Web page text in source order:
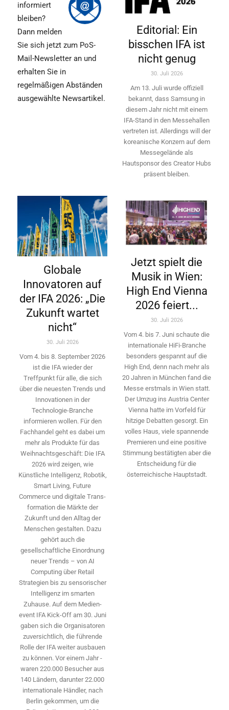
informiert
bleiben?
Dann melden
Sie sich jetzt zum PoS-
Mail-Newsletter an und
erhalten Sie in
regelmäßigen Abständen
ausgewählte Newsartikel.
Editorial: Ein
bisschen IFA ist
nicht genug
30. Juli 2026
Am 13. Juli wurde offiziell
bekannt, dass Samsung in
diesem Jahr nicht mit einem
IFA-Stand in den Messehallen
vertreten ist. Allerdings will ­der
koreanische Konzern auf dem
Messegelände als
Hautsponsor des Creator Hubs
präsent bleiben.
Globale
Innovatoren auf
der IFA 2026: „Die
Zukunft wartet
nicht“
30. Juli 2026
Vom 4. bis 8. September 2026
ist die IFA wieder der
Treffpunkt für alle, die sich
über die neuesten Trends und
Innovationen in der
Technologie-­Branche
informieren wollen. Für den
Fachhandel geht es dabei um
mehr als Produkte für das
Weihnachtsgeschäft: Die IFA
2026 wird ­zeigen, wie
Künstliche Intelligenz, Robotik,
Smart Living, Future
Commerce und digitale Trans­
formation die Märkte der
Zukunft und den Alltag der
Menschen gestalten. Dazu
gehört auch die
gesellschaftliche Einordnung
neuer Trends – von AI
Computing über Retail
Strategien bis zu sensorischer
Intelligenz im smarten
Zuhause. Auf dem Medien­
event IFA Kick-Off am 30. Juni
gaben sich die Organisatoren
zuversichtlich, die führende
Rolle der IFA weiter ausbauen
zu können. Vor einem Jahr ­
waren 220.000 Besucher aus
140 ­Ländern, ­darunter 22.000
internationale Händler, nach
Berlin gekommen, um die
Jetzt spielt die
Musik in Wien:
High End Vienna
2026 feiert...
30. Juli 2026
Vom 4. bis 7. Juni schaute die
internationale HiFi-Branche
besonders gespannt auf die
High End, denn nach mehr als
20 Jahren in München fand die
Messe erstmals in Wien statt.
Der Umzug ins Austria Center
Vienna hatte im Vorfeld für
hitzige Debatten gesorgt. Ein
volles Haus, viele spannende
Premieren und eine positive
Stimmung bestätigten aber die
Entscheidung für die
österreichische Hauptstadt.